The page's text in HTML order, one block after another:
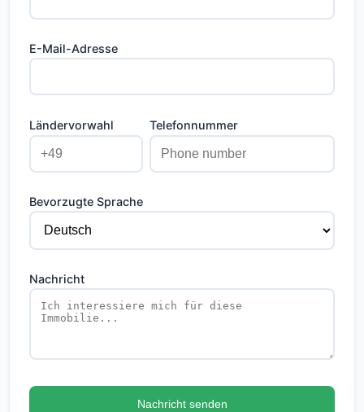
oder Käufer mit individuellem Platzbedarf.
E-Mail-Adresse
Ländervorwahl Telefonnummer
Bevorzugte Sprache
Nachricht
Nachricht senden